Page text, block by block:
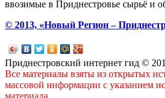
ввозимые в Приднестровье сырьё и
© 2013, «Новый Регион –
Приднестровский интернет гид ©
Все материалы взяты из открытых
массовой информации с указанием
материала.